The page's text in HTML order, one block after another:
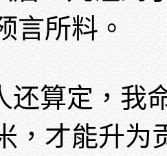
言所料。
还算定，我
，才能升为